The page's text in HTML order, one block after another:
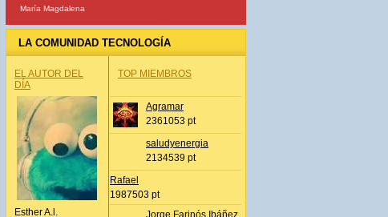
María Magdalena
LA COMUNIDAD TECNOLOGÍA
EL AUTOR DEL
DÍA
Esther A.l.
TOP MIEMBROS
Agramar
2361053 pt
saludyenergia
2134539 pt
Rafael
1987503 pt
Jorge Farinós Ibáñez